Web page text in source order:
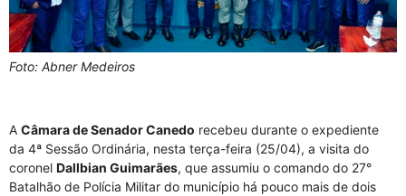
Foto: Abner Medeiros
A Câmara de Senador Canedo recebeu durante o expediente
da 4ª Sessão Ordinária, nesta terça-feira (25/04), a visita do
coronel Dallbian Guimarães, que assumiu o comando do 27°
Batalhão de Polícia Militar do município há pouco mais de dois